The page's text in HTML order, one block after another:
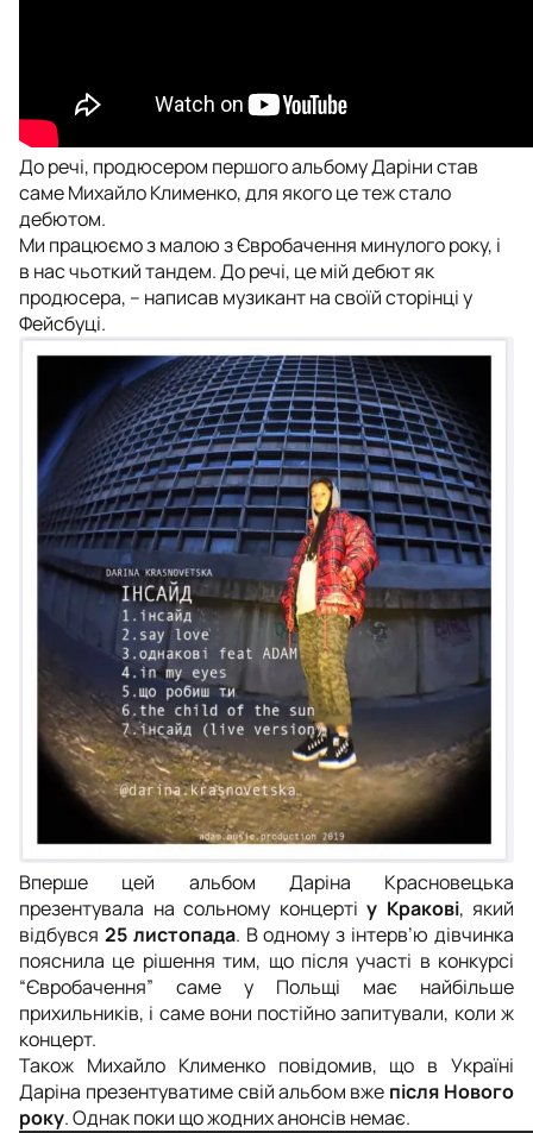
До речі, продюсером першого альбому Даріни став
саме Михайло Клименко, для якого це теж стало
дебютом.
Ми працюємо з малою з Євробачення минулого року, і
в нас чьоткий тандем. До речі, це мій дебют як
продюсера, – написав музикант на своїй сторінці у
Фейсбуці.
Вперше цей альбом Даріна Красновецька
презентувала на сольному концерті у Кракові, який
відбувся 25 листопада. В одному з інтерв’ю дівчинка
пояснила це рішення тим, що після участі в конкурсі
“Євробачення” саме у Польщі має найбільше
прихильників, і саме вони постійно запитували, коли ж
концерт.
Також Михайло Клименко повідомив, що в Україні
Даріна презентуватиме свій альбом вже після Нового
року. Однак поки що жодних анонсів немає.